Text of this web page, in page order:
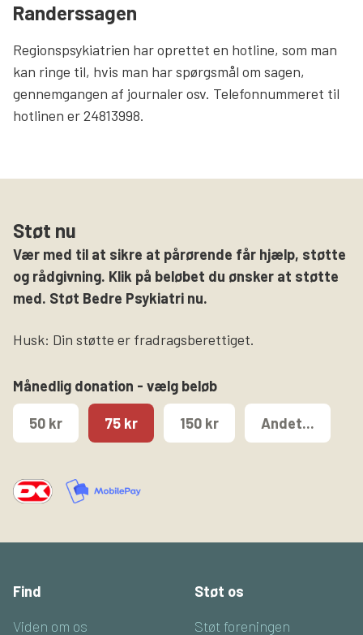
Randerssagen
Regionspsykiatrien har oprettet en hotline, som man
kan ringe til, hvis man har spørgsmål om sagen,
gennemgangen af journaler osv. Telefonnummeret til
hotlinen er 24813998.
Støt nu
Vær med til at sikre at pårørende får hjælp, støtte
og rådgivning. Klik på beløbet du ønsker at støtte
med. Støt Bedre Psykiatri nu.
Husk: Din støtte er fradragsberettiget.
Månedlig donation - vælg beløb
50 kr 75 kr 150 kr Andet...
Find
Viden om os
Støt os
Støt foreningen